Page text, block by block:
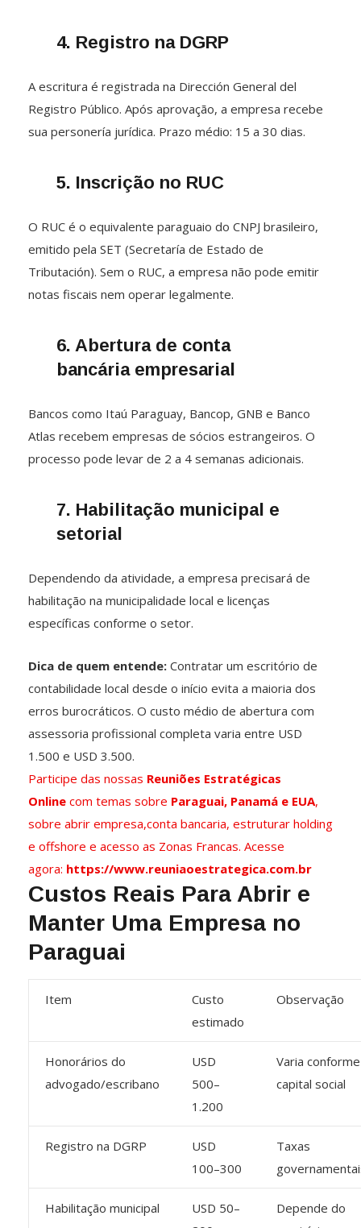
4. Registro na DGRP
A escritura é registrada na Dirección General del
Registro Público. Após aprovação, a empresa recebe
sua personería jurídica. Prazo médio: 15 a 30 dias.
5. Inscrição no RUC
O RUC é o equivalente paraguaio do CNPJ brasileiro,
emitido pela SET (Secretaría de Estado de
Tributación). Sem o RUC, a empresa não pode emitir
notas fiscais nem operar legalmente.
6. Abertura de conta
bancária empresarial
Bancos como Itaú Paraguay, Bancop, GNB e Banco
Atlas recebem empresas de sócios estrangeiros. O
processo pode levar de 2 a 4 semanas adicionais.
7. Habilitação municipal e
setorial
Dependendo da atividade, a empresa precisará de
habilitação na municipalidade local e licenças
específicas conforme o setor.
Dica de quem entende: Contratar um escritório de
contabilidade local desde o início evita a maioria dos
erros burocráticos. O custo médio de abertura com
assessoria profissional completa varia entre USD
1.500 e USD 3.500.
Participe das nossas Reuniões Estratégicas
Online com temas sobre Paraguai, Panamá e EUA,
sobre abrir empresa,conta bancaria, estruturar holding
e offshore e acesso as Zonas Francas. Acesse
agora: https://www.reuniaoestrategica.com.br
Custos Reais Para Abrir e
Manter Uma Empresa no
Paraguai
Item
Custo
estimado
Observação
Honorários do
advogado/escribano
USD
500–
1.200
Varia conforme
capital social
Registro na DGRP
USD
100–300
Taxas
Habilitação municipal
USD 50–
Depende do